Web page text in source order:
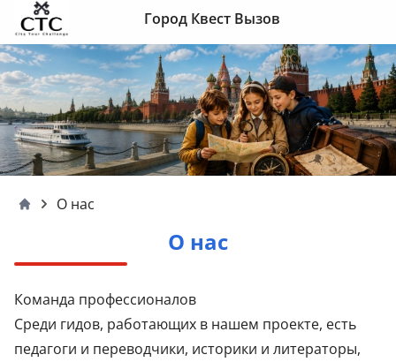
Skip to content Город Квест Вызов
О нас
О нас
Команда профессионалов
Среди гидов, работающих в нашем проекте, есть
педагоги и переводчики, историки и литераторы,